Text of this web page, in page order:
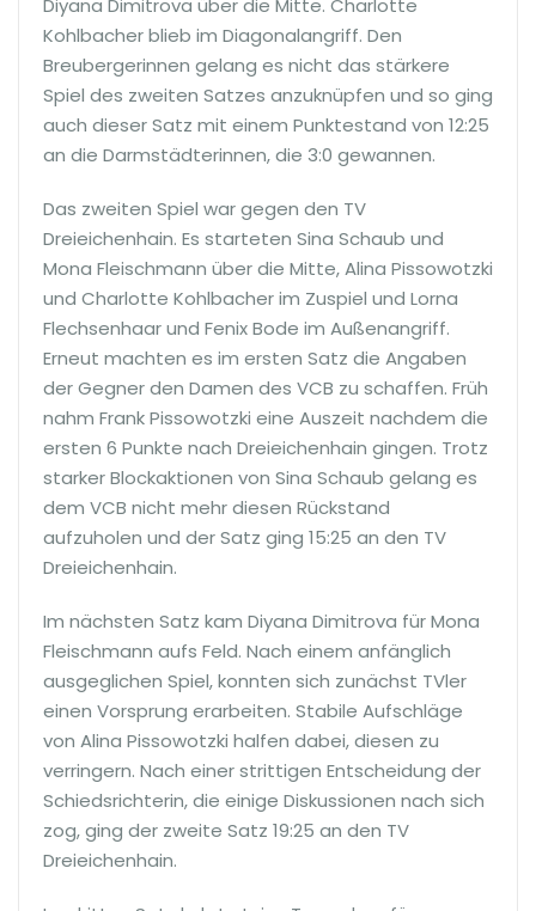
Diyana Dimitrova über die Mitte. Charlotte
Kohlbacher blieb im Diagonalangriff. Den
Breubergerinnen gelang es nicht das stärkere
Spiel des zweiten Satzes anzuknüpfen und so ging
auch dieser Satz mit einem Punktestand von 12:25
an die Darmstädterinnen, die 3:0 gewannen.
Das zweiten Spiel war gegen den TV
Dreieichenhain. Es starteten Sina Schaub und
Mona Fleischmann über die Mitte, Alina Pissowotzki
und Charlotte Kohlbacher im Zuspiel und Lorna
Flechsenhaar und Fenix Bode im Außenangriff.
Erneut machten es im ersten Satz die Angaben
der Gegner den Damen des VCB zu schaffen. Früh
nahm Frank Pissowotzki eine Auszeit nachdem die
ersten 6 Punkte nach Dreieichenhain gingen. Trotz
starker Blockaktionen von Sina Schaub gelang es
dem VCB nicht mehr diesen Rückstand
aufzuholen und der Satz ging 15:25 an den TV
Dreieichenhain.
Im nächsten Satz kam Diyana Dimitrova für Mona
Fleischmann aufs Feld. Nach einem anfänglich
ausgeglichen Spiel, konnten sich zunächst TVler
einen Vorsprung erarbeiten. Stabile Aufschläge
von Alina Pissowotzki halfen dabei, diesen zu
verringern. Nach einer strittigen Entscheidung der
Schiedsrichterin, die einige Diskussionen nach sich
zog, ging der zweite Satz 19:25 an den TV
Dreieichenhain.